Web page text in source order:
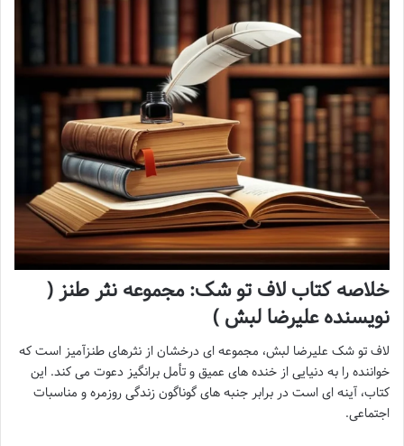
خلاصه کتاب لاف تو شک: مجموعه نثر طنز (
نویسنده علیرضا لبش )
لاف تو شک علیرضا لبش، مجموعه ای درخشان از نثرهای طنزآمیز است که
خواننده را به دنیایی از خنده های عمیق و تأمل برانگیز دعوت می کند. این
کتاب، آینه ای است در برابر جنبه های گوناگون زندگی روزمره و مناسبات
اجتماعی.